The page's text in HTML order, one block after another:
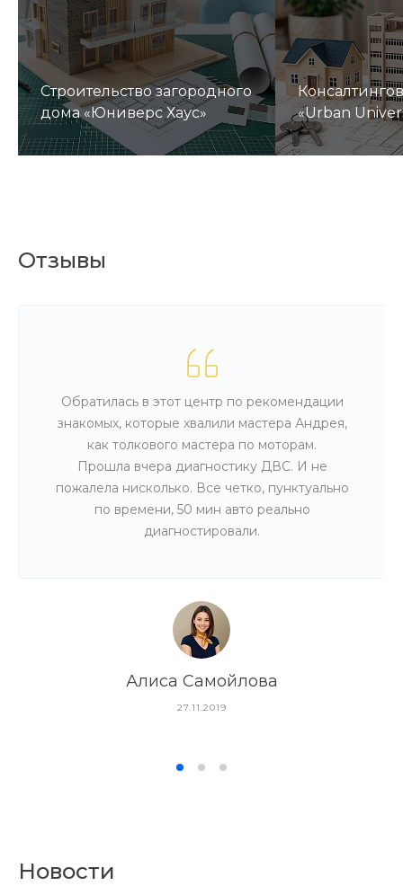
Строительство загородного
дома «Юниверс Хаус»
«Urban
Отзывы
Обратилась в этот центр по рекомендации
знакомых, которые хвалили мастера Андрея,
как толкового мастера по моторам.
Прошла вчера диагностику ДВС. И не
пожалела нисколько. Все четко, пунктуально
по времени, 50 мин авто реально
диагностировали.
Алиса Самойлова
27.11.2019
Новости